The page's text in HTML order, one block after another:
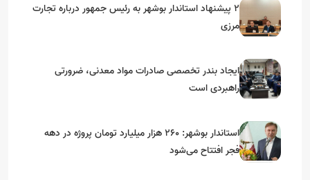
۲ پیشنهاد استاندار بوشهر به رئیس جمهور درباره تجارت
مرزی
ایجاد بندر تخصصی صادرات مواد معدنی، ضرورتی
راهبردی است
استاندار بوشهر: ۲۶۰ هزار میلیارد تومان پروژه در دهه
فجر افتتاح می‌شود